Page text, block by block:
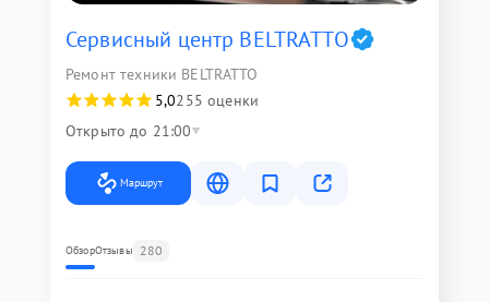
Сервисный центр BELTRATTO
Ремонт техники BELTRATTO
5,0255 оценки
Открыто до 21:00
Маршрут
ОбзорОтзывы 280